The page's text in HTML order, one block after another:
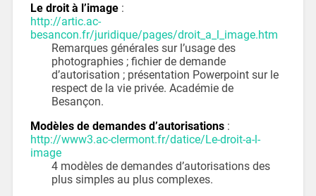
Le droit à l’image:
http://artic.ac-
besancon.fr/juridique/pages/droit_a_l_image.htm
Remarques générales sur l’usage des
photographies ; fichier de demande
d’autorisation ; présentation Powerpoint sur le
respect de la vie privée. Académie de
Besançon.
Modèles de demandes d’autorisations:
http://www3.ac-clermont.fr/datice/Le-droit-a-l-
image
4 modèles de demandes d’autorisations des
plus simples au plus complexes.